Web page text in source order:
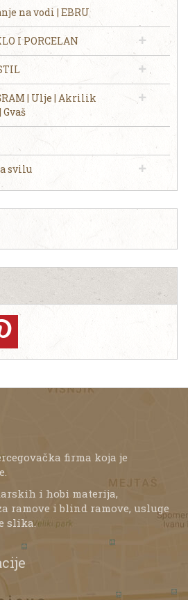
na vodi | EBRU
I PORCELAN
| Ulje | Akrilik
svilu
firma koja je
i hobi materija,
ramove i blind ramove, usluge
slika.